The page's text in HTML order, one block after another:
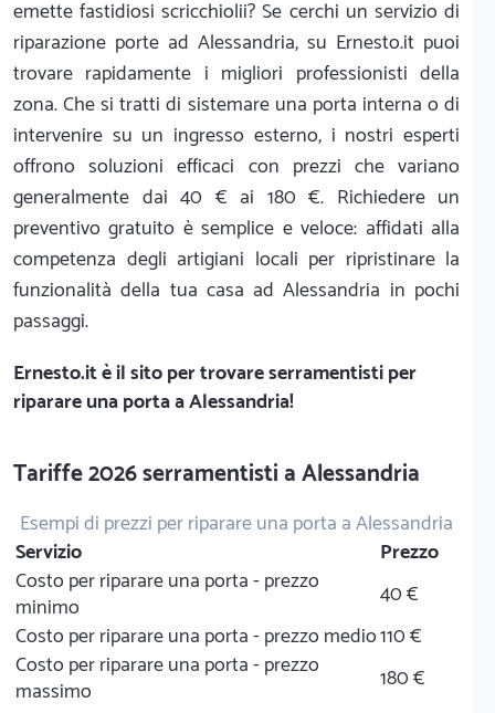
emette fastidiosi scricchiolii? Se cerchi un servizio di
riparazione porte ad Alessandria, su Ernesto.it puoi
trovare rapidamente i migliori professionisti della
zona. Che si tratti di sistemare una porta interna o di
intervenire su un ingresso esterno, i nostri esperti
offrono soluzioni efficaci con prezzi che variano
generalmente dai 40 € ai 180 €. Richiedere un
preventivo gratuito è semplice e veloce: affidati alla
competenza degli artigiani locali per ripristinare la
funzionalità della tua casa ad Alessandria in pochi
passaggi.
Ernesto.itè il sito per trovare serramentisti per
riparare una porta a Alessandria!
Tariffe 2026 serramentisti a Alessandria
Esempi di prezzi per riparare una porta a Alessandria
Servizio
Prezzo
Costo per riparare una porta - prezzo
minimo
40 €
Costo per riparare una porta - prezzo medio110 €
Costo per riparare una porta - prezzo
massimo
180 €